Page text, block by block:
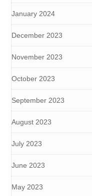
January 2024
December 2023
November 2023
October 2023
September 2023
August 2023
July 2023
June 2023
May 2023